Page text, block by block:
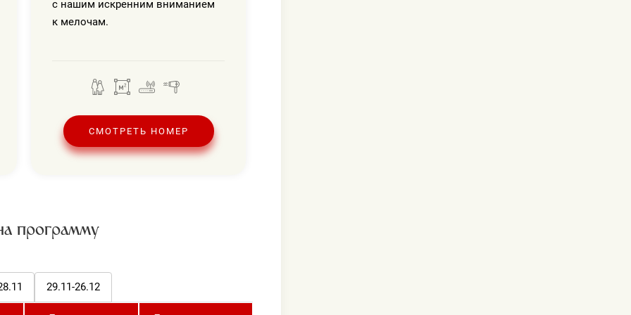
с нашим искренним вниманием
к мелочам.
СМОТРЕТЬ НОМЕР
программу
29.11-26.12